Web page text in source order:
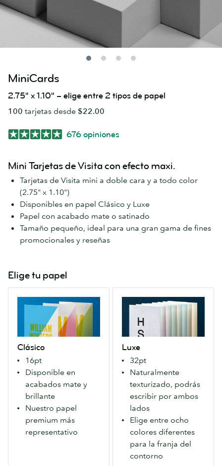
MiniCards
2.75" x 1.10" – elige entre 2 tipos de papel
100 tarjetas desde $22.00
676 opiniones
Mini Tarjetas de Visita con efecto maxi.
Tarjetas de Visita mini a doble cara y a todo color
(2.75" x 1.10")
Disponibles en papel Clásico y Luxe
Papel con acabado mate o satinado
Tamaño pequeño, ideal para una gran gama de fines
promocionales y reseñas
Elige tu papel
Clásico
16pt
Disponible en
acabados mate y
brillante
Nuestro papel
premium más
representativo
calidad.
nuestro
papel
primogénitoy,
derecho
Luxe
32pt
Naturalmente
texturizado, podrás
escribir por ambos
lados
Elige entre ocho
colores diferentes
para la franja del
contorno
Cuatro
Mohawk
Superfine®
con
variedad
franjas
colores.